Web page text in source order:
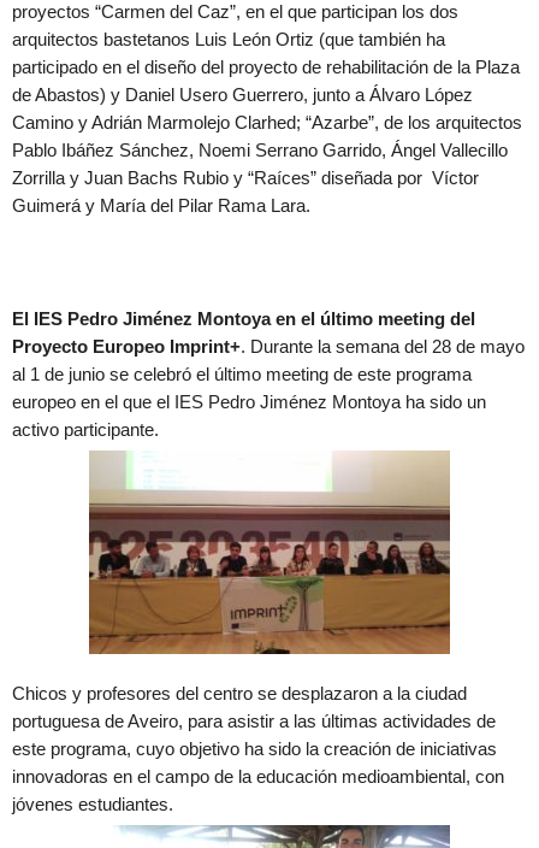
proyectos “Carmen del Caz”, en el que participan los dos
arquitectos bastetanos Luis León Ortiz (que también ha
participado en el diseño del proyecto de rehabilitación de la Plaza
de Abastos) y Daniel Usero Guerrero, junto a Álvaro López
Camino y Adrián Marmolejo Clarhed; “Azarbe”, de los arquitectos
Pablo Ibáñez Sánchez, Noemi Serrano Garrido, Ángel Vallecillo
Zorrilla y Juan Bachs Rubio y “Raíces” diseñada por Víctor
Guimerá y María del Pilar Rama Lara.
El IES Pedro Jiménez Montoya en el último meeting del
Proyecto Europeo Imprint+. Durante la semana del 28 de mayo
al 1 de junio se celebró el último meeting de este programa
europeo en el que el IES Pedro Jiménez Montoya ha sido un
activo participante.
Chicos y profesores del centro se desplazaron a la ciudad
portuguesa de Aveiro, para asistir a las últimas actividades de
este programa, cuyo objetivo ha sido la creación de iniciativas
innovadoras en el campo de la educación medioambiental, con
jóvenes estudiantes.